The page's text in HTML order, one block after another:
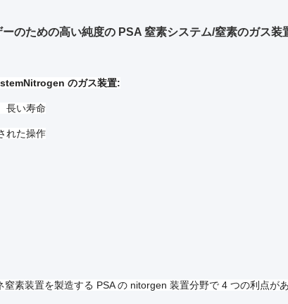
のための高い純度の PSA 窒素システム/窒素のガス装
のガス装置:
長い寿命
れた操作
窒素装置を製造する PSA の nitorgen 装置分野で 4 つの利点が